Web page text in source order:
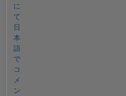
に
て
日
本
語
で
コ
メ
ン